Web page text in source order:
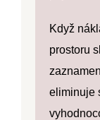
Když
prostoru
eliminuje